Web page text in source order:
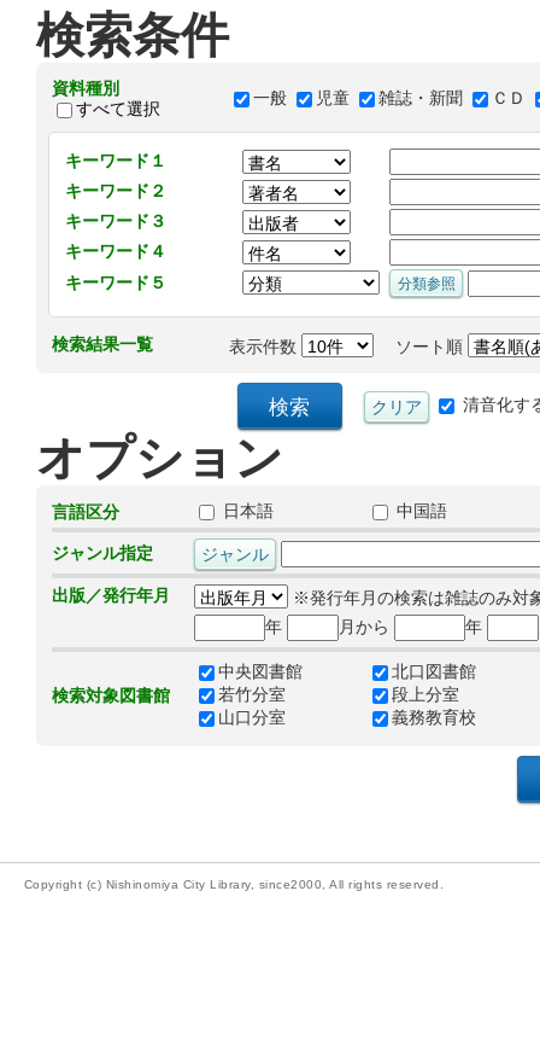
検索条件
資料種別
すべて選択
一般 児童 雑誌・新聞 ＣＤ
キーワード１
キーワード２
キーワード３
キーワード４
キーワード５
検索結果一覧 表示件数 ソート順
清音化す
オプション
言語区分 日本語 中国語
ジャンル指定
出版／発行年月
※発行年月の検索は雑誌のみ対
年
月から 年
検索対象図書館
中央図書館
北口図書館
若竹分室
段上分室
山口分室
義務教育校
Copyright (c) Nishinomiya City Library, since2000, All rights reserved.